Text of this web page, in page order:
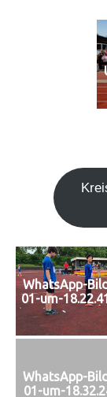
WhatsApp-
01-um-
WhatsApp-
01-um-